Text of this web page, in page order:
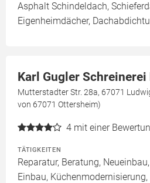
Asphalt Schindeldach,
Eigenheimdächer,
Karl Gugler Schreinerei
Mutterstadter Str. 28a, 67071
von 67071 Ottersheim)
4 mit einer
TÄTIGKEITEN
Reparatur, Beratung,
Einbau,